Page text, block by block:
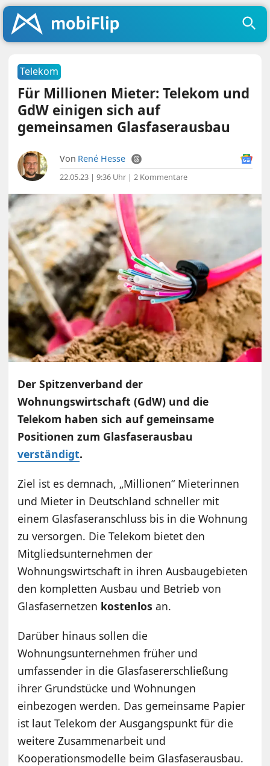
Telekom
Für Millionen Mieter: Telekom und
GdW einigen sich auf
gemeinsamen Glasfaserausbau
Von René Hesse
22.05.23 | 9:36 Uhr |2 Kommentare
Der Spitzenverband der
Wohnungswirtschaft (GdW) und die
Telekom haben sich auf gemeinsame
Positionen zum Glasfaserausbau
verständigt.
Ziel ist es demnach, „Millionen“ Mieterinnen
und Mieter in Deutschland schneller mit
einem Glasfaseranschluss bis in die Wohnung
zu versorgen. Die Telekom bietet den
Mitgliedsunternehmen der
Wohnungswirtschaft in ihren Ausbaugebieten
den kompletten Ausbau und Betrieb von
Glasfasernetzen kostenlos an.
Darüber hinaus sollen die
Wohnungsunternehmen früher und
umfassender in die Glasfasererschließung
ihrer Grundstücke und Wohnungen
einbezogen werden. Das gemeinsame Papier
ist laut Telekom der Ausgangspunkt für die
weitere Zusammenarbeit und
Kooperationsmodelle beim Glasfaserausbau.